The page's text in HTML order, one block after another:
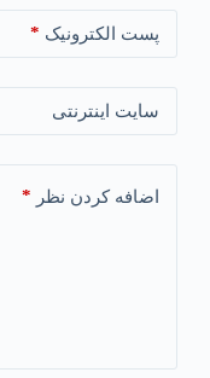
پست الکترونیک *
سایت اینترنتی
اضافه کردن نظر *